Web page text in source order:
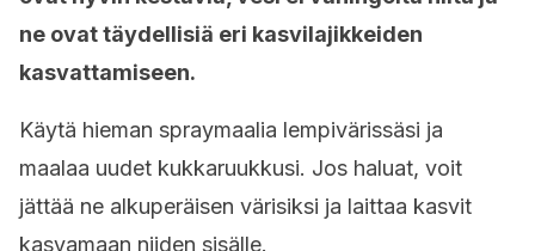
ne ovat täydellisiä eri kasvilajikkeiden
kasvattamiseen.
Käytä hieman spraymaalia lempivärissäsi ja
maalaa uudet kukkaruukkusi. Jos haluat, voit
jättää ne alkuperäisen värisiksi ja laittaa kasvit
kasvamaan niiden sisälle.